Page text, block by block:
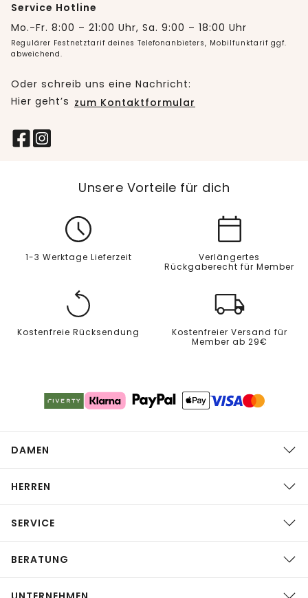
Service Hotline
Mo.-Fr. 8:00 – 21:00 Uhr, Sa. 9:00 – 18:00 Uhr
Regulärer Festnetztarif deines Telefonanbieters, Mobilfunktarif ggf.
abweichend.
Oder schreib uns eine Nachricht:
Hier geht’s zum Kontaktformular
Unsere Vorteile für dich
1-3 Werktage Lieferzeit
Verlängertes
Rückgaberecht für Member
Kostenfreie Rücksendung
Kostenfreier Versand für
Member ab 29€
DAMEN
HERREN
SERVICE
BERATUNG